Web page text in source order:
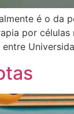
é o da
por